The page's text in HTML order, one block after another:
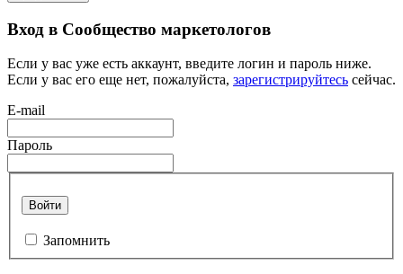
Вход в Сообщество маркетологов
Если у вас уже есть аккаунт, введите логин и пароль ниже.
Если у вас его еще нет, пожалуйста, зарегистрируйтесь сейчас.
E-mail
Пароль
Войти
Запомнить